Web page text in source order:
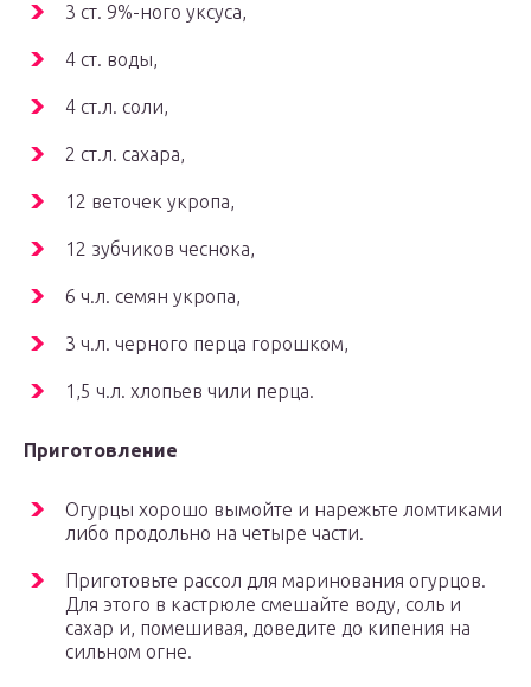
3 ст. 9%-ного уксуса,
4 ст. воды,
4 ст.л. соли,
2 ст.л. сахара,
12 веточек укропа,
12 зубчиков чеснока,
6 ч.л. семян укропа,
3 ч.л. черного перца горошком,
1,5 ч.л. хлопьев чили перца.
Приготовление
Огурцы хорошо вымойте и нарежьте ломтиками
либо продольно на четыре части.
Приготовьте рассол для маринования огурцов.
Для этого в кастрюле смешайте воду, соль и
сахар и, помешивая, доведите до кипения на
сильном огне.